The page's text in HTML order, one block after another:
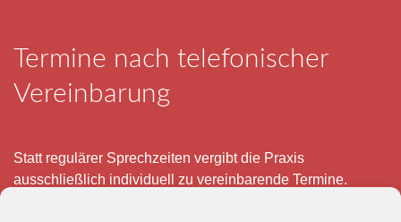
Termine nach telefonischer
Vereinbarung
Statt regulärer Sprechzeiten vergibt die Praxis
ausschließlich individuell zu vereinbarende Termine.